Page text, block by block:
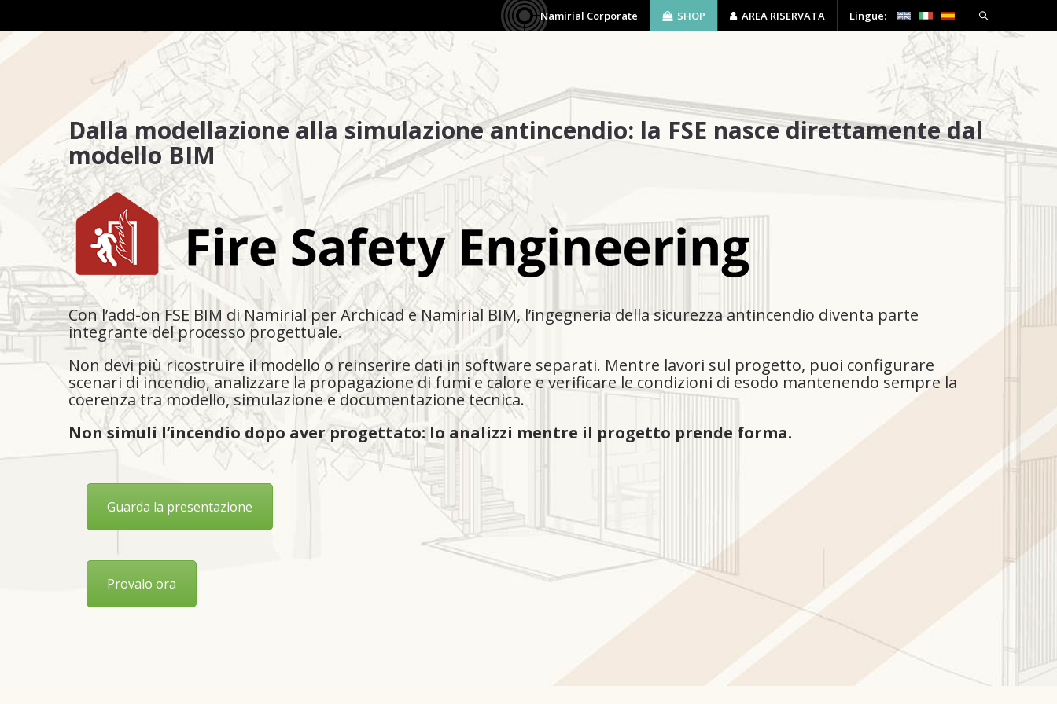
Namirial Corporate SHOP AREA RISERVATA Lingue:
AZIENDA SOFTWARE CONTATTI
Dalla modellazione alla simulazione antincendio: la FSE nasce direttamente dal
modello BIM
Con l’add-on FSE BIM di Namirial per Archicad e Namirial BIM, l’ingegneria della sicurezza antincendio diventa parte
integrante del processo progettuale.
Non devi più ricostruire il modello o reinserire dati in software separati. Mentre lavori sul progetto, puoi configurare
scenari di incendio, analizzare la propagazione di fumi e calore e verificare le condizioni di esodo mantenendo sempre la
coerenza tra modello, simulazione e documentazione tecnica.
Non simuli l’incendio dopo aver progettato: lo analizzi mentre il progetto prende forma.
Guarda la presentazione
Provalo ora